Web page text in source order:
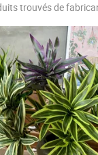
trouvés de